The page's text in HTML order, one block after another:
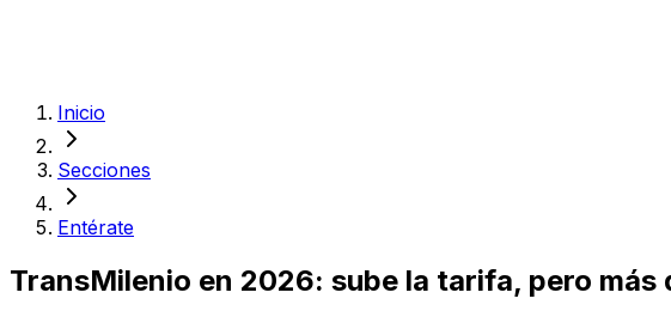
Inicio
Secciones
Entérate
TransMilenio en 2026: sube la tarifa, pero